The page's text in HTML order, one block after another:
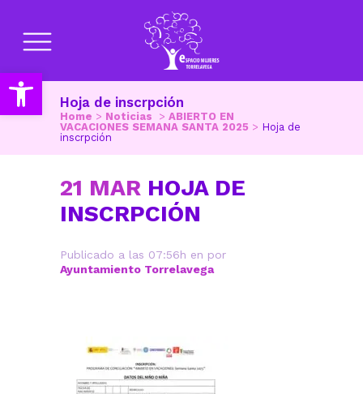
Abrir barra de herramientas
Hoja de inscrpción
Home > Noticias > ABIERTO EN
VACACIONES SEMANA SANTA 2025 > Hoja de
inscrpción
21 MAR HOJA DE
INSCRPCIÓN
Publicado a las 07:56h en por
Ayuntamiento Torrelavega